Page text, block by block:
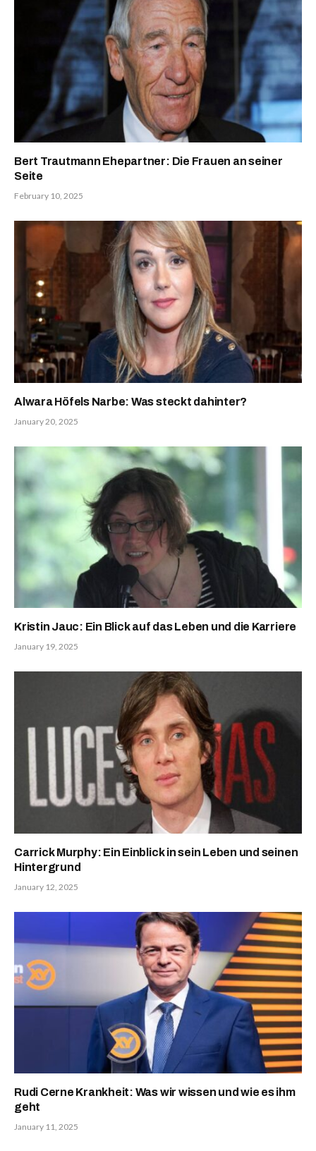
Bert Trautmann Ehepartner: Die Frauen an seiner
Seite
February 10, 2025
Alwara Höfels Narbe: Was steckt dahinter?
January 20, 2025
Kristin Jauc: Ein Blick auf das Leben und die Karriere
January 19, 2025
Carrick Murphy: Ein Einblick in sein Leben und seinen
Hintergrund
January 12, 2025
Rudi Cerne Krankheit: Was wir wissen und wie es ihm
geht
January 11, 2025